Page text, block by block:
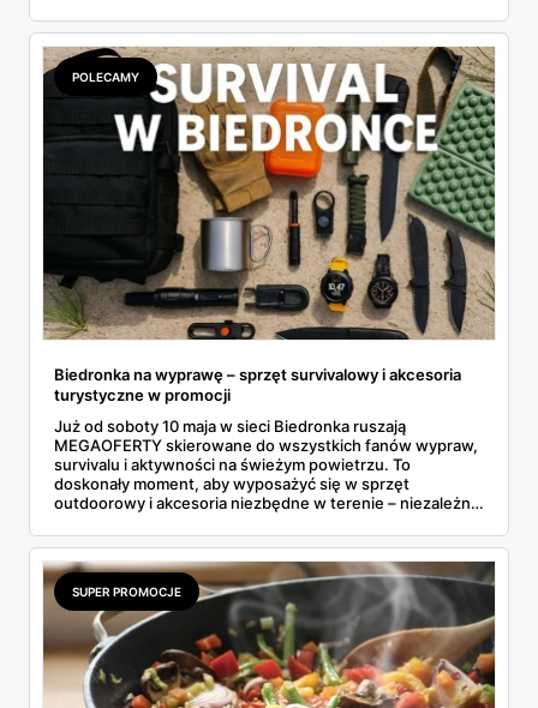
Dlatego, kiedy zobaczyłem najnowszą ofertę Biedronki
która startuje 4 września, trochę mnie zatkało. Można tam
złożyć naprawdę sensowny zestaw na początek i to za
śmieszne pieniądze. Zobaczmy więc, co warto upolować.
POLECAMY
Biedronka na wyprawę – sprzęt survivalowy i akcesoria
turystyczne w promocji
Już od soboty 10 maja w sieci Biedronka ruszają
MEGAOFERTY skierowane do wszystkich fanów wypraw,
survivalu i aktywności na świeżym powietrzu. To
doskonały moment, aby wyposażyć się w sprzęt
outdoorowy i akcesoria niezbędne w terenie – niezależnie
przetrwania, czy po prostu weekendowe wypady za
miasto. Wszystkie produkty dostępne są do 16 maja lub
do wyczerpania zapasów.
SUPER PROMOCJE